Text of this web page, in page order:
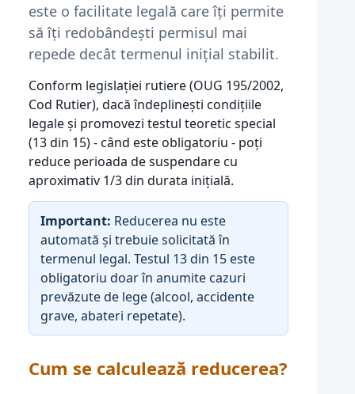
este o facilitate legală care îți permite
să îți redobândești permisul mai
repede decât termenul inițial stabilit.
Conform legislației rutiere (OUG 195/2002,
Cod Rutier), dacă îndeplinești condițiile
legale și promovezi testul teoretic special
(13 din 15) - când este obligatoriu - poți
reduce perioada de suspendare cu
aproximativ 1/3 din durata inițială.
Important: Reducerea nu este
automată și trebuie solicitată în
termenul legal. Testul 13 din 15 este
obligatoriu doar în anumite cazuri
prevăzute de lege (alcool, accidente
grave, abateri repetate).
Cum se calculează reducerea?